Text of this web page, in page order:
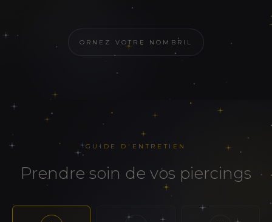
ORNEZ VOTRE NOMBRIL
GUIDE D'ENTRETIEN
prendre soin de vos piercings